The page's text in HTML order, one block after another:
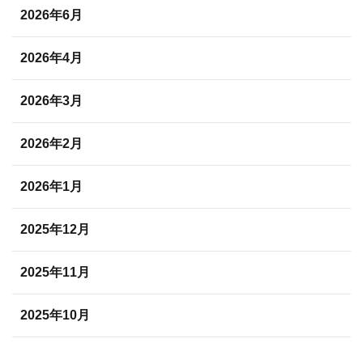
2026年6月
2026年4月
2026年3月
2026年2月
2026年1月
2025年12月
2025年11月
2025年10月